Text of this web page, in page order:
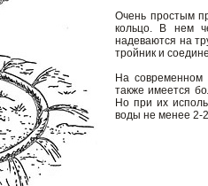
Очень простым
кольцо. В нем
надеваются на
тройник и
На современном
также имеется
Но при их
воды не менее 2-